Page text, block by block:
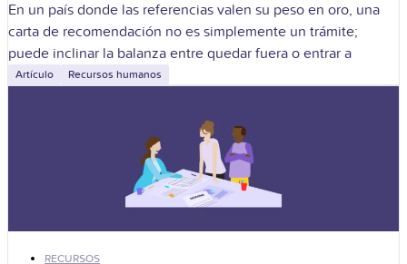
En un país donde las referencias valen su peso en oro, una
carta de recomendación no es simplemente un trámite;
puede inclinar la balanza entre quedar fuera o entrar a
Artículo Recursos humanos
RECURSOS